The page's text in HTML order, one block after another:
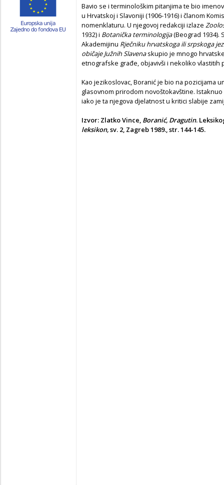
Bavio se i terminološkim pitanjima te bio
u Hrvatskoj i Slavoniji (1906-1916) i članom
nomenklaturu. U njegovoj redakciji izlaze
1932) i Botanička terminologija(Beograd 1934).
Akademijinu Rječniku hrvatskoga ili srpskoga
običaje Južnih Slavenaskupio je mnogo
etnografske građe, objavivši i nekoliko vlastitih
Kao jezikoslovac, Boranić je bio na pozicijama
glasovnom prirodom novoštokavštine.
iako je ta njegova djelatnost u kritici slabije
Izvor: Zlatko Vince, Boranić, Dragutin.
leksikon,sv. 2, Zagreb 1989., str. 144-145.